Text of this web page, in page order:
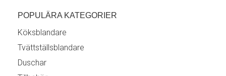
POPULÄRA KATEGORIER
Köksblandare
Tvättställsblandare
Duschar